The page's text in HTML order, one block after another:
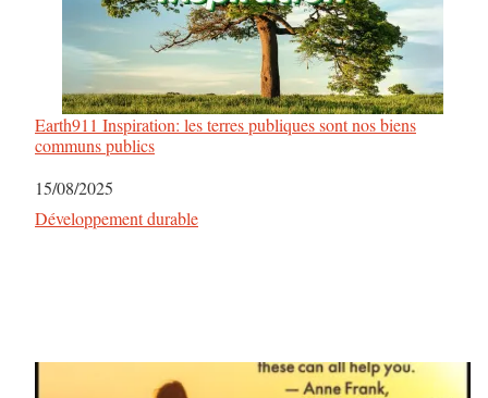
Earth911 Inspiration: les terres publiques sont nos biens
communs publics
Date
15/08/2025
Par rapport à
Développement durable